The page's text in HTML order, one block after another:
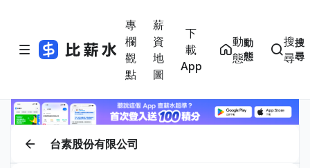
專
欄
觀
點
薪
資
地
圖
下
載
App
動
態
動
態
搜
尋
搜
尋
台素股份有限公司